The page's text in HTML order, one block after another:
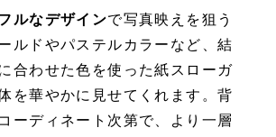
ルなデザインで写真映えを狙う
ルドやパステルカラーなど、結
合わせた色を使った紙スローガ
を華やかに見せてくれます。背
ーディネート次第で、より一層